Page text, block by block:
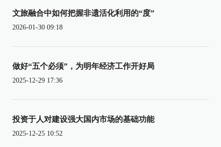
文旅融合中如何把握非遗活化利用的“度”
2026-01-30 09:18
做好“五个必须”，为明年经济工作开好局
2025-12-29 17:36
投资于人对建设强大国内市场的基础功能
2025-12-25 10:52